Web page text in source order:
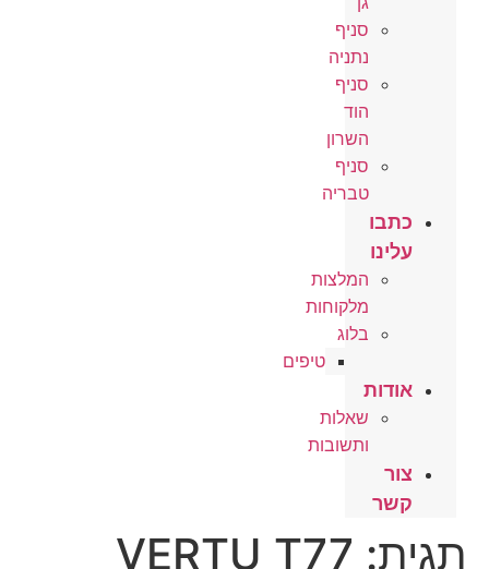
סניף
נתניה
סניף
הוד
השרון
סניף
טבריה
כתבו
עלינו
המלצות
מלקוחות
בלוג
טיפים
אודות
שאלות
ותשובות
צור
קשר
תגית: VERTU T77